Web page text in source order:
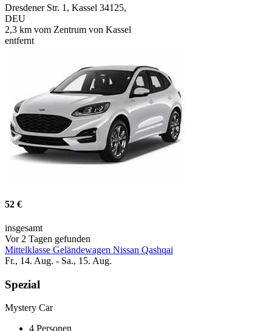
Dresdener Str. 1, Kassel 34125,
DEU
2,3 km vom Zentrum von Kassel
entfernt
52 €
insgesamt
Vor 2 Tagen gefunden
Mittelklasse Geländewagen Nissan Qashqai
Fr., 14. Aug. - Sa., 15. Aug.
Spezial
Mystery Car
4 Personen